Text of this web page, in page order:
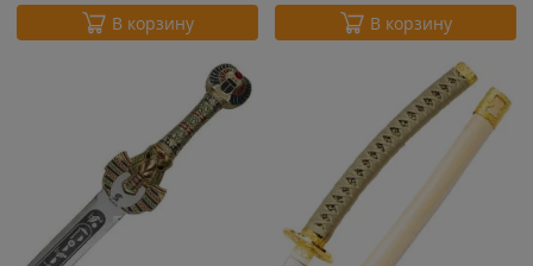
В корзину В корзину